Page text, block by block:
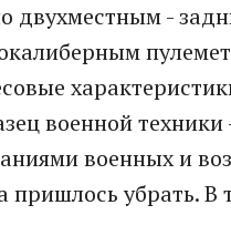
двухместным -
военной
военных и
убрать. В